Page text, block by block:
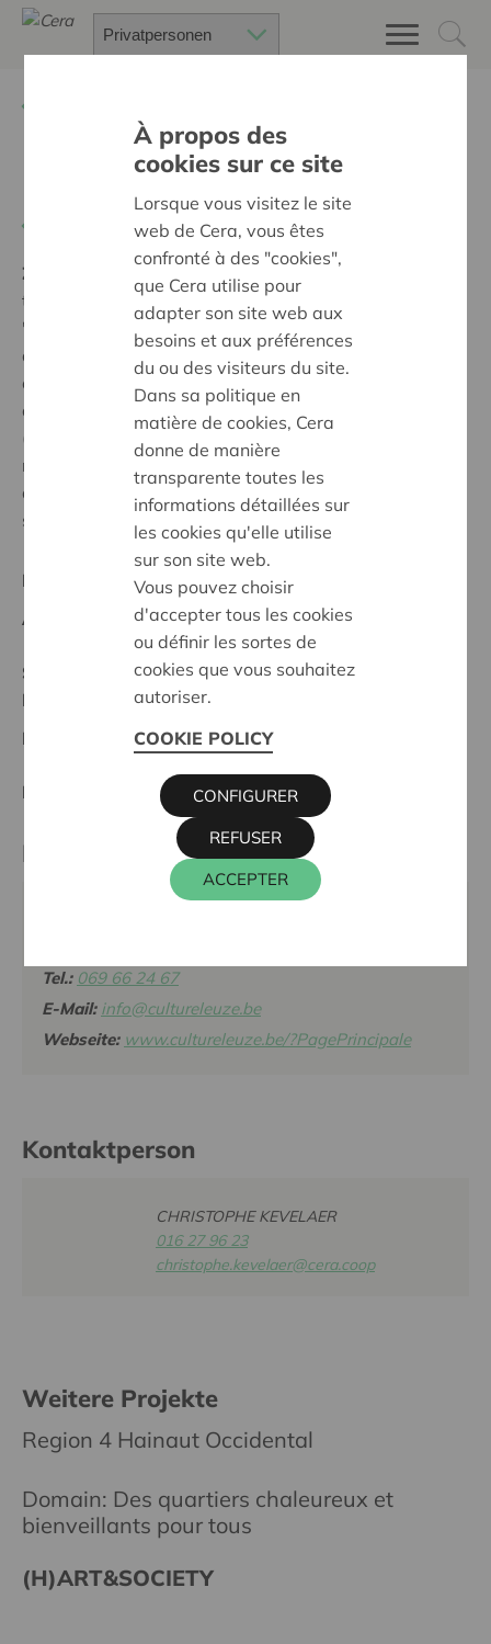
Du bon son au Novelty
Ziel:
Des quartiers chaleureux et bienveillants pour
tous
'Le Cinéma Novelty est l'un des plus anciens cinémas
de Belgique : il fêtera ses 100 ans en 2030! Le centre
culturel y projet des films environ toutes les semaines
à l'attention du tout public et des élèves de l'entité
(3>18 ans). La qualité de l'équipement son devait être
renouvelé compte tenu de sa vétusté. Grâce à l'aide
de Cera, les projections peuvent répondre aux
standards actuels.'
Regionales Projekt
Anfangsdatum:13/02/2025
Stand :
Complete
Hainaut Occidental
Datum:
13/02/2025
Entscheidung: Approved
Partner
Tel.: 069 66 24 67
E-Mail: info@cultureleuze.be
Webseite: www.cultureleuze.be/?PagePrincipale
Kontaktperson
CHRISTOPHE KEVELAER
016 27 96 23
christophe.kevelaer@cera.coop
Weitere Projekte
Region 4 Hainaut Occidental
Domain: Des quartiers chaleureux et
bienveillants pour tous
(H)ART&SOCIETY
À propos des
cookies sur ce site
Lorsque vous visitez le site
web de Cera, vous êtes
confronté à des "cookies",
que Cera utilise pour
adapter son site web aux
besoins et aux préférences
du ou des visiteurs du site.
Dans sa politique en
matière de cookies, Cera
donne de manière
transparente toutes les
informations détaillées sur
les cookies qu'elle utilise
sur son site web.
Vous pouvez choisir
d'accepter tous les cookies
ou définir les sortes de
cookies que vous souhaitez
autoriser.
COOKIE POLICY
ACCEPTER
REFUSER
CONFIGURER